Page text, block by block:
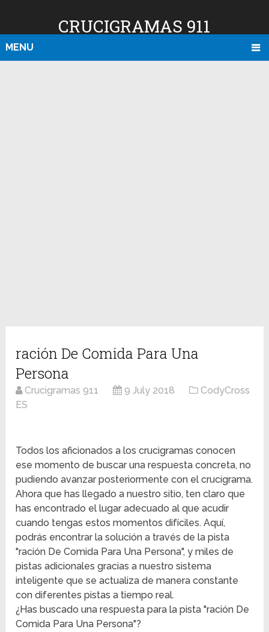
CRUCIGRAMAS 911
MENU
ración De Comida Para Una
Persona
Crucigramas 911 9 July 2018
CodyCross
ES
Todos los aficionados a los crucigramas conocen
ese momento de buscar una respuesta concreta, no
pudiendo avanzar posteriormente con el crucigrama.
Ahora que has llegado a nuestro sitio, ten claro que
has encontrado el lugar adecuado al que acudir
cuando tengas estos momentos difíciles. Aquí,
podrás encontrar la solución a través de la pista
"ración De Comida Para Una Persona", y miles de
pistas adicionales gracias a nuestro sistema
inteligente que se actualiza de manera constante
con diferentes pistas a tiempo real.
¿Has buscado una respuesta para la pista "ración De
Comida Para Una Persona"?